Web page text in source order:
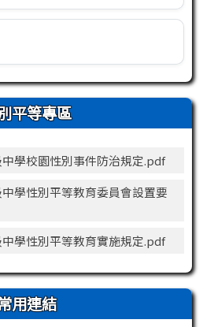
平等專區
學校園性別事件防治規定.pdf
學性別平等教育委員會設置要
學性別平等教育實施規定.pdf
用連結